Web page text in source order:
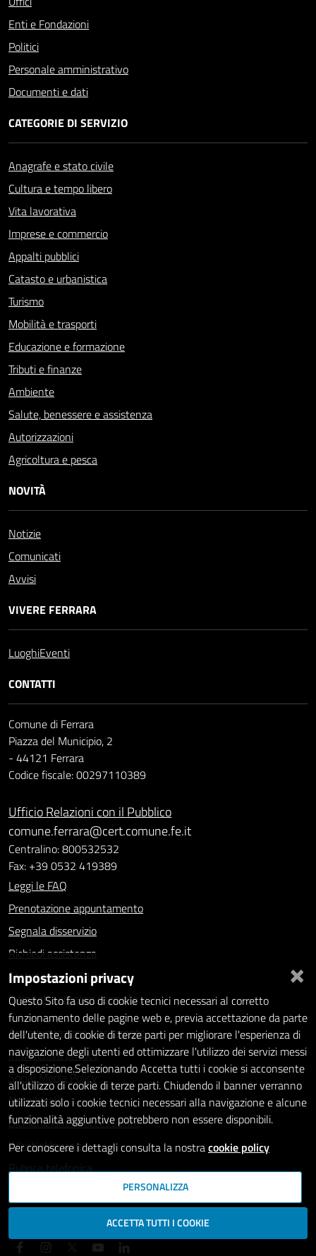
Enti e Fondazioni
Politici
Personale amministrativo
Documenti e dati
CATEGORIE DI SERVIZIO
Anagrafe e stato civile
Cultura e tempo libero
Vita lavorativa
Imprese e commercio
Appalti pubblici
Catasto e urbanistica
Turismo
Mobilità e trasporti
Educazione e formazione
Tributi e finanze
Ambiente
Salute, benessere e assistenza
Autorizzazioni
Agricoltura e pesca
NOVITÀ
Notizie
Comunicati
Avvisi
VIVERE FERRARA
LuoghiEventi
CONTATTI
Comune di Ferrara
Piazza del Municipio, 2
- 44121 Ferrara
Codice fiscale: 00297110389
Ufficio Relazioni con il Pubblico
comune.ferrara@cert.comune.fe.it
Centralino: 800532532
Fax: +39 0532 419389
Leggi le FAQ
Prenotazione appuntamento
Segnala disservizio
Richiedi assistenza
Statistiche dei Siti web
Intranet - accesso riservato
Amministrazione trasparente
Informativa privacy
Social Media Policy
Note legali
Dichiarazione di accessibilità
Whistleblowing
Rubrica telefonica
SEGUICI SU
×
Impostazioni privacy
Questo Sito fa uso di cookie tecnici necessari al corretto
funzionamento delle pagine web e, previa accettazione da parte
dell'utente, di cookie di terze parti per migliorare l'esperienza di
navigazione degli utenti ed ottimizzare l'utilizzo dei servizi messi
a disposizione.Selezionando Accetta tutti i cookie si acconsente
all'utilizzo di cookie di terze parti. Chiudendo il banner verranno
utilizzati solo i cookie tecnici necessari alla navigazione e alcune
funzionalità aggiuntive potrebbero non essere disponibili.
Per conoscere i dettagli consulta la nostracookie policy
PERSONALIZZA
ACCETTA TUTTI I COOKIE